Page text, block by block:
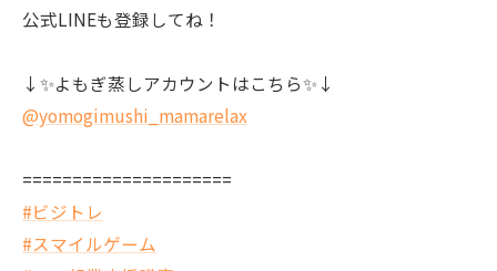
公式LINEも登録してね！
↓✨よもぎ蒸しアカウントはこちら✨↓
@yomogimushi_mamarelax
=====================
#ビジトレ
#スマイルゲーム